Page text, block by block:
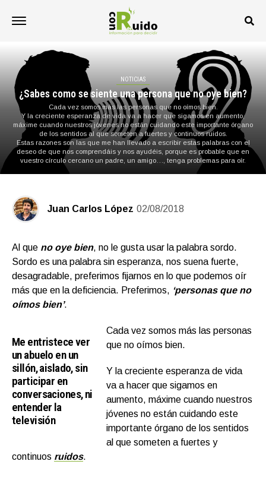
NOTICIAS
¿Sabes como se siente una persona que no oye bien?
Cada vez somos más las personas que no oímos bien.
Y la creciente esperanza de vida va a hacer que sigamos en aumento,
máxime cuando nuestros jóvenes no están cuidando este importante órgano
de los sentidos al que someten a fuertes y continuos ruidos.
Estas razones son las que me han llevado a escribir estas palabras con el
deseo de que nos comprendáis y nos ayudéis, porque es probable que en
vuestro círculo cercano un padre, un amigo…, tenga problemas para oír.
Juan Carlos López 02/08/2018
Al que no oye bien, no le gusta usar la palabra sordo.
Sordo es una palabra sin esperanza, nos suena fuerte,
desagradable, preferimos fijarnos en lo que podemos oír
más que en la deficiencia. Preferimos, ‘personas que no
oímos bien’.
Me entristece ver
un abuelo en un
sillón, aislado, sin
participar en
conversaciones, ni
entender la
televisión
Cada vez somos más las personas
que no oímos bien.
Y la creciente esperanza de vida
va a hacer que sigamos en
aumento, máxime cuando nuestros
jóvenes no están cuidando este
importante órgano de los sentidos
al que someten a fuertes y
continuos ruidos.